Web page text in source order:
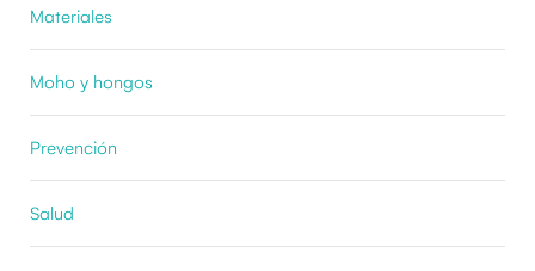
Materiales
Moho y hongos
Prevención
Salud